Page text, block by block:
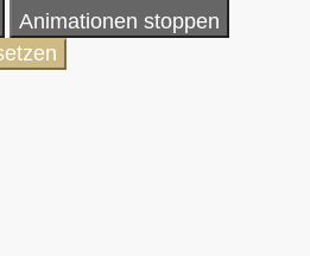
Animationen stoppen